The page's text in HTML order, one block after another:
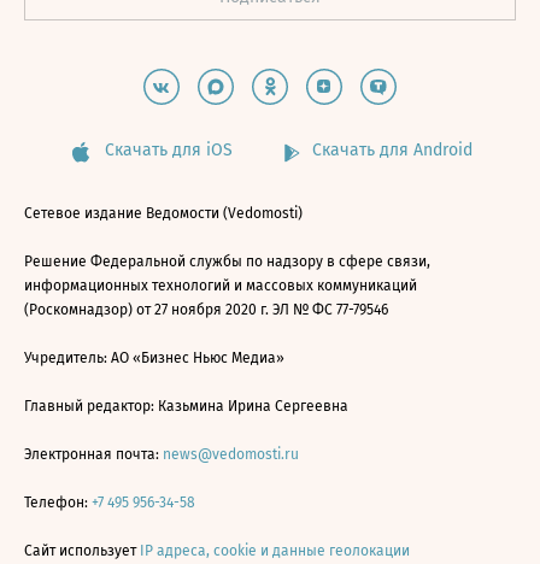
Скачать для iOS Скачать для Android
Сетевое издание Ведомости (Vedomosti)
Решение Федеральной службы по надзору в сфере связи,
информационных технологий и массовых коммуникаций
(Роскомнадзор) от 27 ноября 2020 г. ЭЛ № ФС 77-79546
Учредитель: АО «Бизнес Ньюс Медиа»
Главный редактор: Казьмина Ирина Сергеевна
Электронная почта: news@vedomosti.ru
Телефон: +7 495 956-34-58
Сайт использует IP адреса, cookie и данные геолокации